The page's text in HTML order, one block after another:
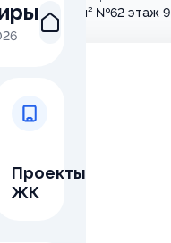
Проекты
ЖК
109.6м² №62 этаж 9